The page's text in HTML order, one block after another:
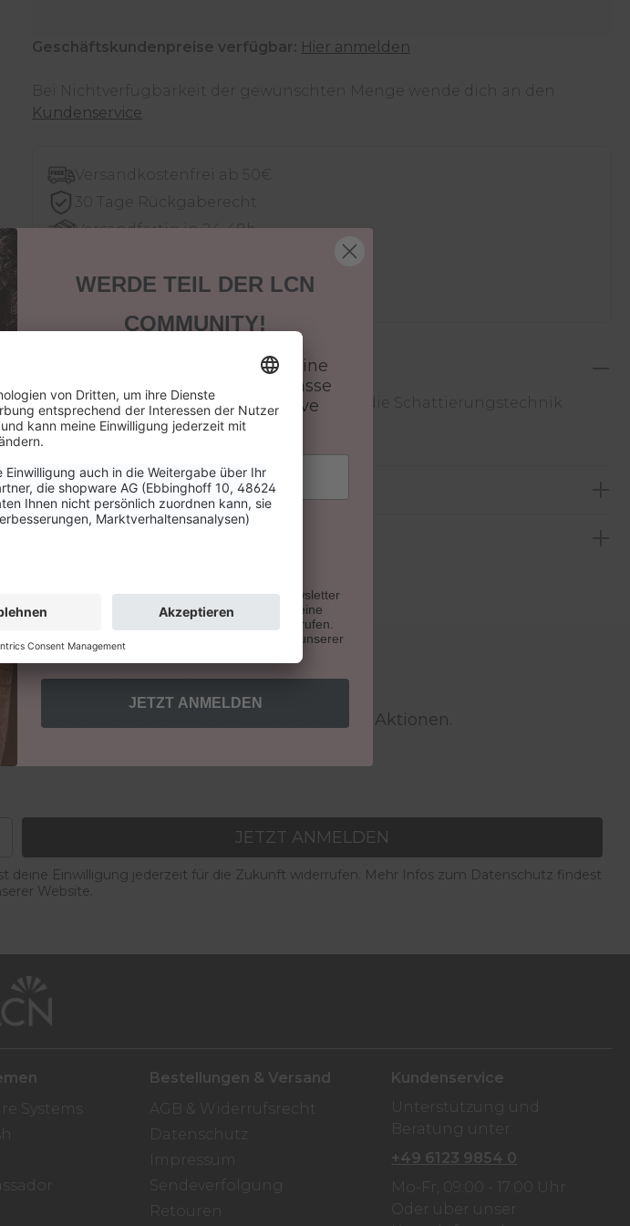
Geschäftskundenpreise verfügbar: Hier anmelden
Bei Nichtverfügbarkeit der gewünschten Menge wende dich an den
Kundenservice
Versandkostenfrei ab 50€
30 Tage Rückgaberecht
Versandfertig in 24-48h
Jetzt shoppen - bezahlen in 30 Tagen
Ein warmer Rot-Ton der natürlich wirkt. Für die Schattierungstechnik
geeignet und für Best Ager und Candy Lips.
Inhaltsstoffe
LCN COMMUNITY!
verpasse keine News, Tipps & exklusive Aktionen.
JETZT ANMELDEN
Einwilligung jederzeit für die Zukunft widerrufen. Mehr Infos zum Datenschutz findest
Website.
Systems
Bestellungen & Versand
AGB & Widerrufsrecht
Datenschutz
Impressum
Sendeverfolgung
Retouren
Kundenservice
Unterstützung und
Beratung unter:
+49 6123 9854 0
Mo-Fr, 09:00 - 17:00 Uhr
Oder über unser
WERDE TEIL DER LCN
COMMUNITY!
Sichere dir 15 % Rabatt auf deine
nächste Bestellung und verpasse
keine News, Tipps & exklusive
Aktionen.
Kundengruppe
Privatkunde
Mit der Anmeldung erhältst du unseren Newsletter
und bestätigst unsere AGB. Du kannst deine
Einwilligung jederzeit für die Zukunft widerrufen.
Mehr Infos zum Datenschutz findest du auf unserer
JETZT ANMELDEN